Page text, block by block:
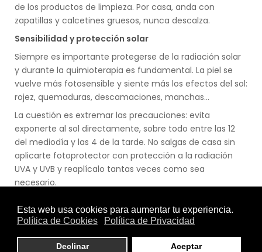
de los productos de limpieza. Por casa, anda con
zapatillas y calcetines gruesos, nunca descalza.
Sensibilidad y protección solar
Siempre es importante protegerse de la radiación solar
y durante la quimioterapia es fundamental. La piel se
vuelve más fotosensible y siente más los efectos del sol:
rojez, quemaduras, descamaciones, manchas...
La cuestión es extremar las precauciones: evita
exponerte al sol directamente, sobre todo entre las 12
del mediodía y las 4 de la tarde. No salgas de casa sin
aplicarte fotoprotector con protección a la radiación
UVA y UVB y reaplícalo tantas veces como sea
necesario.
El estado y caída del cabello varía según la persona y el
caída de la melena y vello corporal será inevitable.